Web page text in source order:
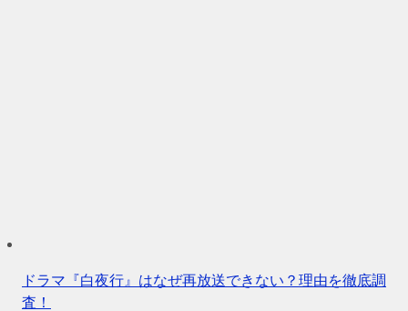
ドラマ『白夜行』はなぜ再放送できない？理由を徹底調
査！